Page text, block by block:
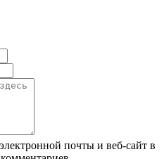
почты и веб-сайт в